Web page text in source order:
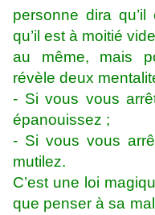
personne dira
qu’il est à moitié
au même, mais
révèle deux
- Si vous vous
épanouissez ;
- Si vous vous
mutilez.
C’est une loi
que penser à sa